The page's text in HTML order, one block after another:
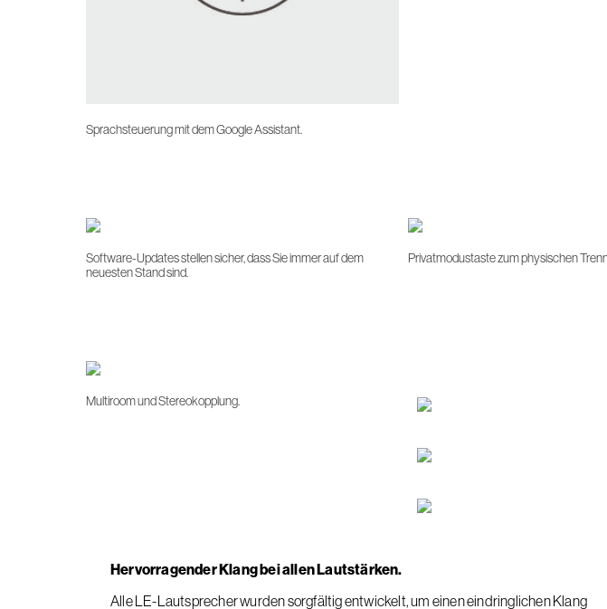
Sprachsteuerung mit dem Google Assistant.
Software-Updates stellen sicher, dass Sie immer auf dem
neuesten Stand sind.
Privatmodustaste zum physischen
Multiroom und Stereokopplung.
Hervorragender Klang bei allen Lautstärken.
Alle LE-Lautsprecher wurden sorgfältig entwickelt, um einen eindringlichen Klang